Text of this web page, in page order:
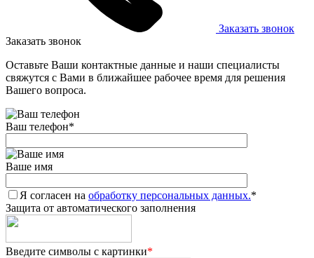
Заказать звонок
Заказать звонок
Оставьте Ваши контактные данные и наши специалисты
свяжутся с Вами в ближайшее рабочее время для решения
Вашего вопроса.
Ваш телефон*
Ваше имя
Я согласен на обработку персональных данных.*
Защита от автоматического заполнения
Введите символы с картинки*